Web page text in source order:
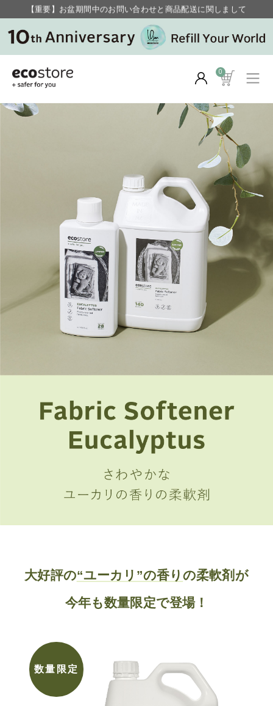
【重要】お盆期間中のお問い合わせと商品配送に関しまして
毎月お得にポイントが貯まる！ “月のポイントアップデー”
0
大好評の“ユーカリ”の香りの柔軟剤が
今年も数量限定で登場！
数量限定